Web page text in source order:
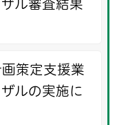
ル審査結果
策定支援業
ルの実施に